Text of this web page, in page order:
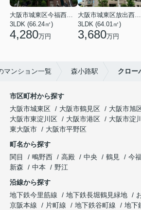
大阪市城東区今福西６丁目
3LDK (66.24㎡)
4,280万円
大阪市城東区放出西１丁目
3LDK (64.01㎡)
3,680万円
マンション一覧 森小路駅 クロー
市区町村から探す
大阪市城東区
大阪市鶴見区 大阪市旭
大阪市東淀川区
大阪市港区 大阪市淀
東大阪市
大阪市平野区
町名から探す
関目
鴫野西 高殿 中央 鶴見 今
新森
中本
野江
沿線から探す
地下鉄今里筋線
地下鉄長堀鶴見緑地
京阪本線
片町線 地下鉄谷町線
地下